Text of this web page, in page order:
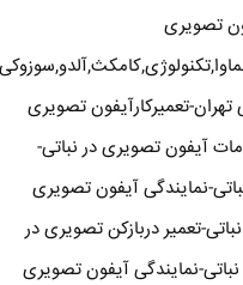
تصویری
تعمیرکارآیفون تصویری
آیفون تصویری در نباتی-
نمایندگی آیفون تصویری
تعمیر دربازکن تصویری در
نباتی-نمایندگی آیفون تصویری